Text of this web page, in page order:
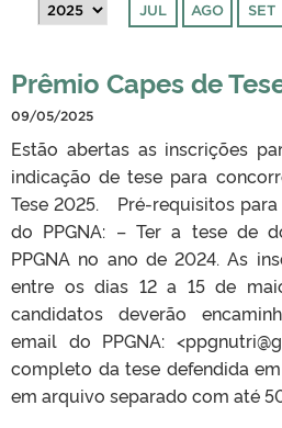
TELEFONES JUL AGO SET
Prêmio Capes de
09/05/2025
Estão abertas as inscrições
indicação de tese para
Tese 2025. Pré-requisitos para
do PPGNA: – Ter a tese de
PPGNA no ano de 2024. As
entre os dias 12 a 15 de
candidatos deverão
email do PPGNA:
completo da tese defendida
em arquivo separado com até